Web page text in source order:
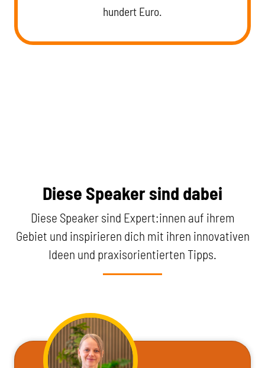
hundert Euro.
Diese Speaker sind dabei
Diese Speaker sind Expert:innen auf ihrem
Gebiet und inspirieren dich mit ihren innovativen
Ideen und praxisorientierten Tipps.